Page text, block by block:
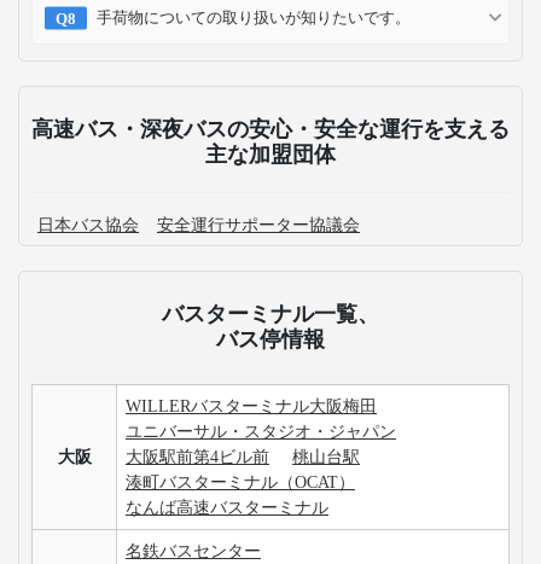
手荷物についての取り扱いが知りたいです。
高速バス・深夜バスの安心・安全な運行を支える
主な加盟団体
日本バス協会 安全運行サポーター協議会
バスターミナル一覧、
バス停情報
大阪
WILLERバスターミナル大阪梅田
ユニバーサル・スタジオ・ジャパン
大阪駅前第4ビル前
桃山台駅
湊町バスターミナル（OCAT）
なんば高速バスターミナル
名鉄バスセンター